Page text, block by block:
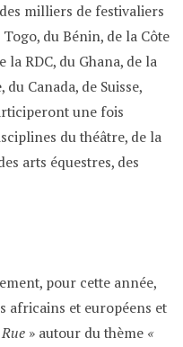
milliers de festivaliers
du Bénin, de la Côte
la RDC, du Ghana, de la
Canada, de Suisse,
une fois
du théâtre, de la
arts équestres, des
pour cette année,
africains et européens et
» autour du thème «